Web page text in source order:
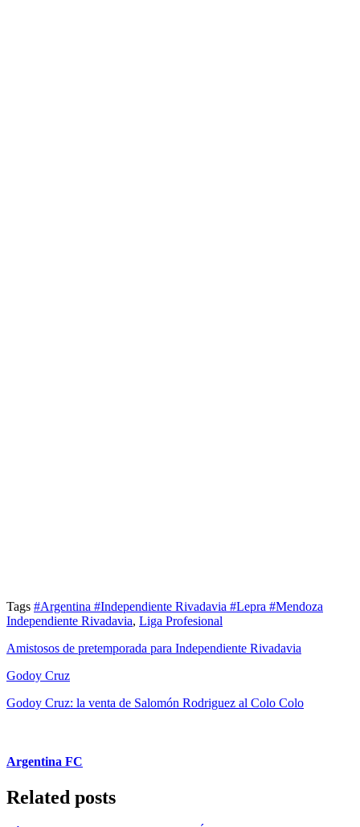
Tags #Argentina #Independiente Rivadavia #Lepra #Mendoza
Independiente Rivadavia, Liga Profesional
Amistosos de pretemporada para Independiente Rivadavia
Godoy Cruz
Godoy Cruz: la venta de Salomón Rodriguez al Colo Colo
Argentina FC
Related posts